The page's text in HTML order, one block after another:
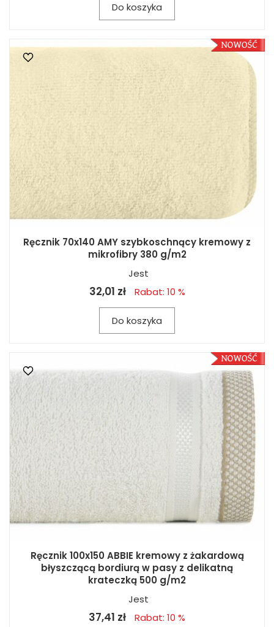
Do koszyka
Ręcznik 70x140 AMY szybkoschnący kremowy z
mikrofibry 380 g/m2
Jest
32,01 zł Rabat: 10 %
Do koszyka
Ręcznik 100x150 ABBIE kremowy z żakardową
błyszczącą bordiurą w pasy z delikatną
krateczką 500 g/m2
Jest
37,41 zł Rabat: 10 %